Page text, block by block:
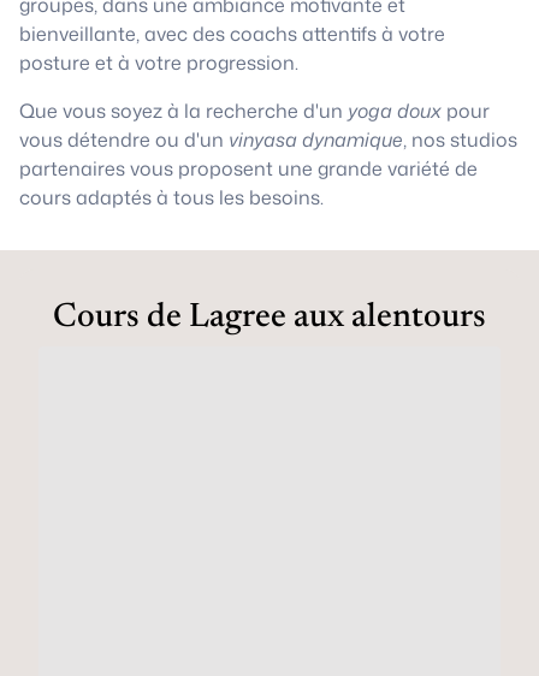
bienveillante, avec des coachs attentifs à votre
posture et à votre progression.
Que vous soyez à la recherche d'un yoga doux pour
vous détendre ou d'un vinyasa dynamique, nos studios
partenaires vous proposent une grande variété de
cours adaptés à tous les besoins.
Cours de Lagree aux alentours